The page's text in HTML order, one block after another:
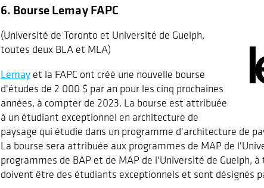
6. Bourse Lemay FAPC
(Université de Toronto et Université de Guelph,
toutes deux BLA et MLA)
Lemayet la FAPC ont créé une nouvelle bourse
d'études de 2 000 $ par an pour les cinq prochaines
années, à compter de 2023. La bourse est attribuée
à un étudiant exceptionnel en architecture de
paysage qui étudie dans un programme d'architecture de
La bourse sera attribuée aux programmes de MAP de
programmes de BAP et de MAP de l'Université de Guelph,
doivent être des étudiants exceptionnels et sont désignés